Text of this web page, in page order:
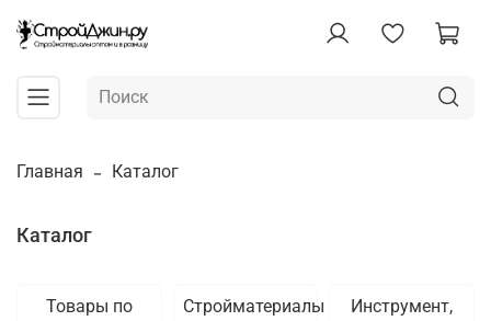
Главная Каталог
Каталог
Товары по
Стройматериалы
Инструмент,